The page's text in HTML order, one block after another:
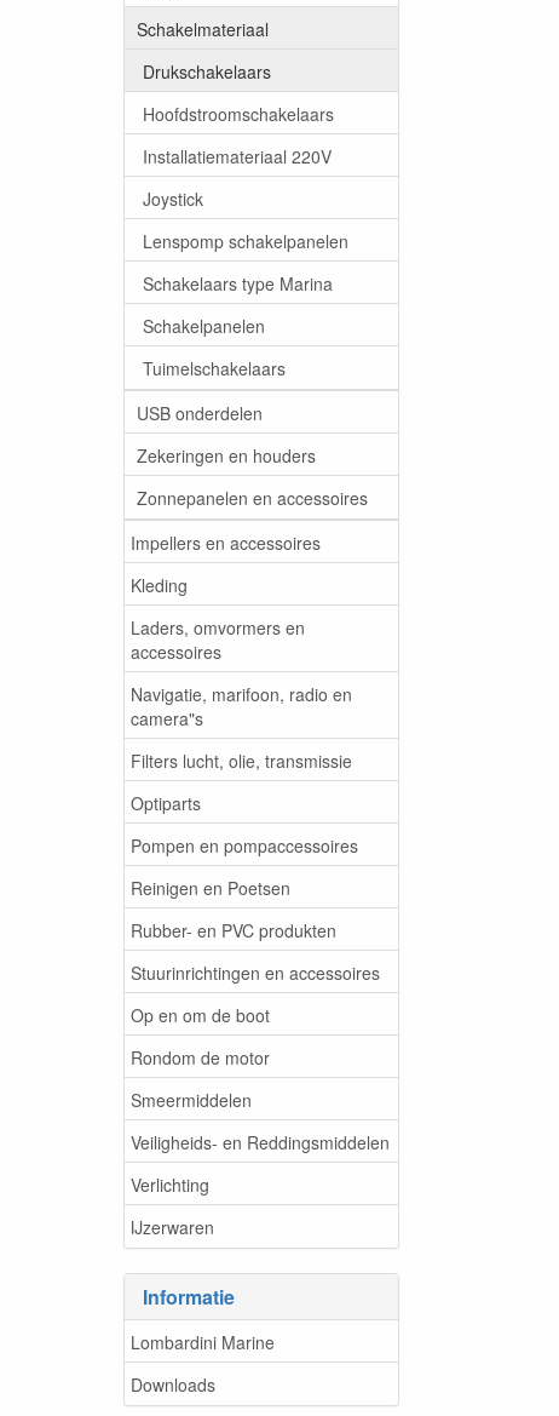
Schakelmateriaal
Drukschakelaars
Hoofdstroomschakelaars
Installatiemateriaal 220V
Joystick
Lenspomp schakelpanelen
Schakelaars type Marina
Schakelpanelen
Tuimelschakelaars
USB onderdelen
Zekeringen en houders
Zonnepanelen en accessoires
Impellers en accessoires
Kleding
Laders, omvormers en
accessoires
Navigatie, marifoon, radio en
camera"s
Filters lucht, olie, transmissie
Optiparts
Pompen en pompaccessoires
Reinigen en Poetsen
Rubber- en PVC produkten
Stuurinrichtingen en accessoires
Op en om de boot
Rondom de motor
Smeermiddelen
Veiligheids- en Reddingsmiddelen
Verlichting
IJzerwaren
Informatie
Lombardini Marine
Downloads